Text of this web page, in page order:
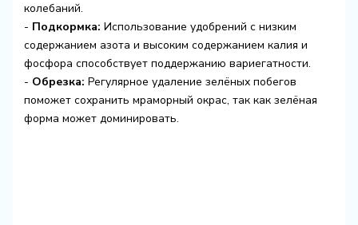
колебаний.
- Подкормка: Использование удобрений с низким
содержанием азота и высоким содержанием калия и
фосфора способствует поддержанию вариегатности.
- Обрезка: Регулярное удаление зелёных побегов
поможет сохранить мраморный окрас, так как зелёная
форма может доминировать.